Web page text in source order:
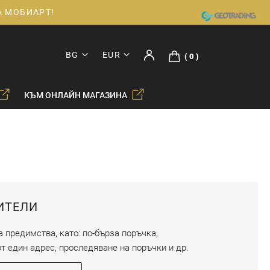
МОБИАРТ!
BG EUR 0
КЪМ ОНЛАЙН МАГАЗИНА
предимства, като: по-бърза поръчка,
един адрес, проследяване на поръчки и др.